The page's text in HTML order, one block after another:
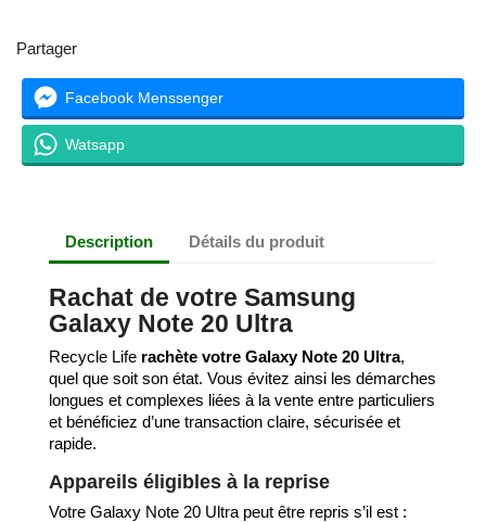
Partager
Facebook Menssenger
Watsapp
Description Détails du produit
Rachat de votre Samsung
Galaxy Note 20 Ultra
Recycle Life rachète votre Galaxy Note 20 Ultra,
quel que soit son état. Vous évitez ainsi les démarches
longues et complexes liées à la vente entre particuliers
et bénéficiez d’une transaction claire, sécurisée et
rapide.
Appareils éligibles à la reprise
Votre Galaxy Note 20 Ultra peut être repris s’il est :